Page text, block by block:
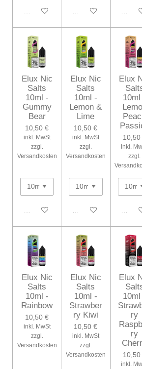
In den WarenkorbIn den WarenkorbIn
Elux Nic
Salts
10ml -
Gummy
Bear
10,50 €
inkl. MwSt
zzgl.
Versandkosten
In den Warenkorb
Elux Nic
Salts
10ml -
Lemon &
Lime
10,50 €
inkl. MwSt
zzgl.
Versandkosten
In den Warenkorb
Elux
10,50
inkl.
zzgl.
In
Elux Nic
Salts
10ml -
Rainbow
10,50 €
inkl. MwSt
zzgl.
Versandkosten
Elux Nic
Salts
10ml -
Strawber
ry Kiwi
10,50 €
inkl. MwSt
zzgl.
Versandkosten
Elux
ry
ry
10,50
inkl.